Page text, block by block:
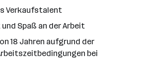
Verkaufstalent
Spaß an der Arbeit
18 Jahren aufgrund der
bei